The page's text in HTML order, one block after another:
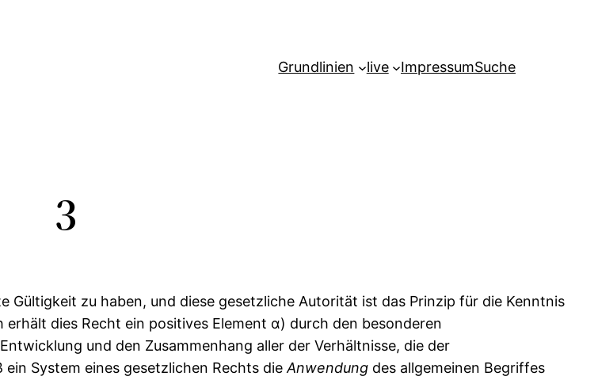
Grundlinien live ImpressumSuche
3
Gültigkeit zu haben, und diese gesetzliche Autorität ist das Prinzip für die Kenntnis
erhält dies Recht ein positives Element α) durch den besonderen
Entwicklung und den Zusammenhang aller der Verhältnisse, die der
System eines gesetzlichen Rechts dieAnwendung des allgemeinen Begriffes